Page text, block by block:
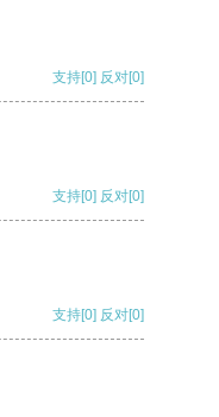
支持[0] 反对[0]
支持[0] 反对[0]
支持[0] 反对[0]